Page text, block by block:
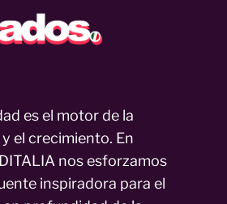
es el motor de la
el crecimiento. En
nos esforzamos
inspiradora para el